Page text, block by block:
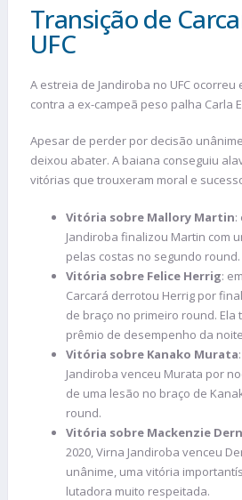
Transição de
UFC
A estreia de Jandiroba no UFC ocorreu
contra a ex-campeã peso palha Carla
Apesar de perder por decisão
deixou abater. A baiana conseguiu
vitórias que trouxeram moral e
Vitória sobre Mallory Martin:
Jandiroba finalizou Martin com
pelas costas no segundo round.
Vitória sobre Felice Herrig:
Carcará derrotou Herrig por
de braço no primeiro round. Ela
prêmio de desempenho da
Vitória sobre Kanako Murata
Jandiroba venceu Murata por
de uma lesão no braço de
round.
Vitória sobre Mackenzie Dern
2020, Virna Jandiroba venceu
unânime, uma vitória
lutadora muito respeitada.